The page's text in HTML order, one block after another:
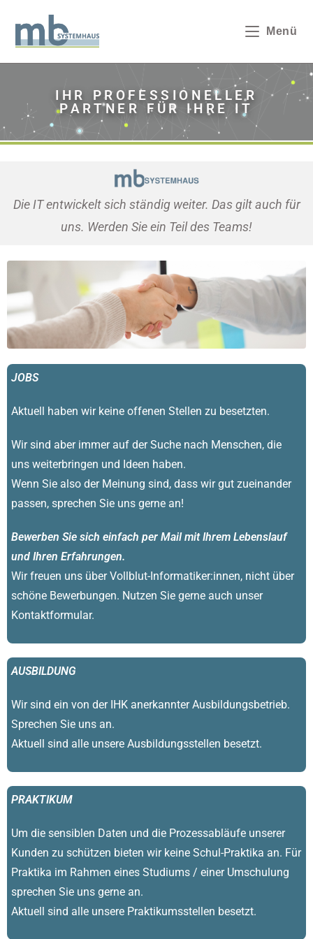
Menü
IHR PROFESSIONELLER
PARTNER FÜR IHRE IT
Die IT entwickelt sich ständig weiter. Das gilt auch für
uns. Werden Sie ein Teil des Teams!
JOBS
Aktuell haben wir keine offenen Stellen zu besetzten.
Wir sind aber immer auf der Suche nach Menschen, die
uns weiterbringen und Ideen haben.
Wenn Sie also der Meinung sind, dass wir gut zueinander
passen, sprechen Sie uns gerne an!
Bewerben Sie sich einfach per Mail mit Ihrem Lebenslauf
und Ihren Erfahrungen.
Wir freuen uns über Vollblut-Informatiker:innen, nicht über
schöne Bewerbungen. Nutzen Sie gerne auch unser
Kontaktformular.
AUSBILDUNG
Wir sind ein von der IHK anerkannter Ausbildungsbetrieb.
Sprechen Sie uns an.
Aktuell sind alle unsere Ausbildungsstellen besetzt.
PRAKTIKUM
Um die sensiblen Daten und die Prozessabläufe unserer
Kunden zu schützen bieten wir keine Schul-Praktika an. Für
Praktika im Rahmen eines Studiums / einer Umschulung
sprechen Sie uns gerne an.
Aktuell sind alle unsere Praktikumsstellen besetzt.